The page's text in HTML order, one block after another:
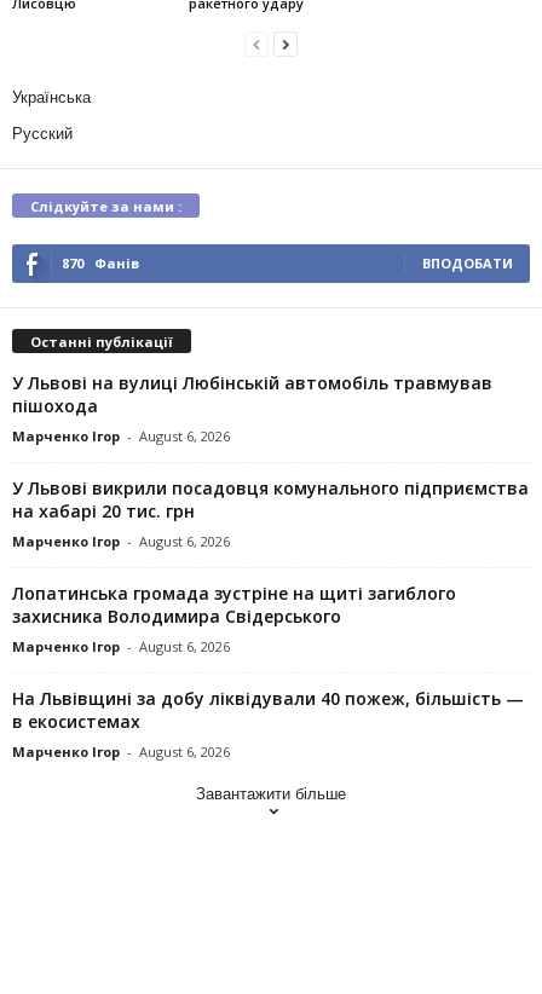
Українська
Русский
Слідкуйте за нами :
870 Фанів ВПОДОБАТИ
Останні публікації
У Львові на вулиці Любінській автомобіль травмував
пішохода
Марченко Ігор - August 6, 2026
У Львові викрили посадовця комунального підприємства
на хабарі 20 тис. грн
Марченко Ігор - August 6, 2026
Лопатинська громада зустріне на щиті загиблого
захисника Володимира Свідерського
Марченко Ігор - August 6, 2026
На Львівщині за добу ліквідували 40 пожеж, більшість —
в екосистемах
Марченко Ігор - August 6, 2026
Завантажити більше